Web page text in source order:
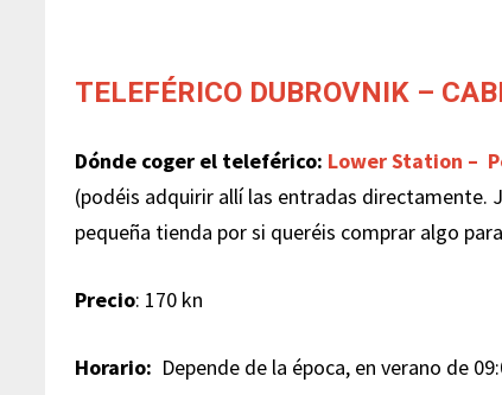
TELEFÉRICO DUBROVNIK –
Dónde coger el teleférico: Lower Station –
(podéis adquirir allí las entradas directamente.
pequeña tienda por si queréis comprar algo
Precio: 170 kn
Horario: Depende de la época, en verano de